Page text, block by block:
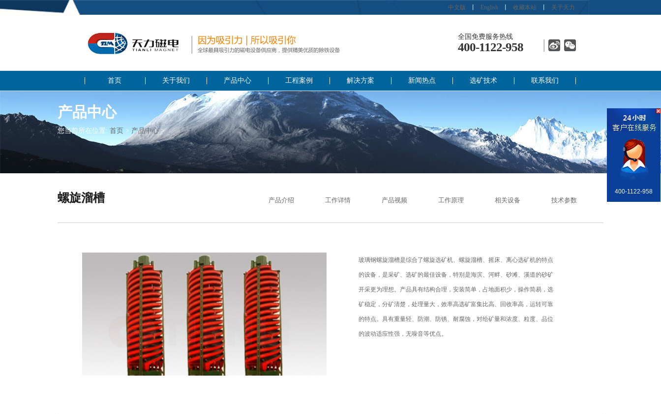
中文版 English 收藏本站 关于天力
全国免费服务热线
400-1122-958
首页 关于我们 产品中心 工程案例 解决方案 新闻热点 选矿技术 联系我们
产品中心
您当前所在位置: 首页 > 产品中心>
螺旋溜槽 产品介绍 工作详情 产品视频 工作原理 相关设备 技术参数
玻璃钢螺旋溜槽是综合了螺旋选矿机、螺旋溜槽、摇床、离心选矿机的特点
的设备，是采矿、选矿的最佳设备，特别是海滨、河畔、砂滩、溪道的砂矿
开采更为理想。产品具有结构合理，安装简单，占地面积少，操作简易，选
矿稳定，分矿清楚，处理量大，效率高选矿富集比高、回收率高，运转可靠
的特点。具有重量轻、防潮、防锈、耐腐蚀，对给矿量和浓度、粒度、品位
的波动适应性强，无噪音等优点。
销售部
400-1122-958